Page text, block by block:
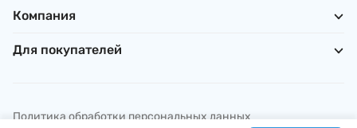
Компания
Для покупателей
Политика обработки персональных данных